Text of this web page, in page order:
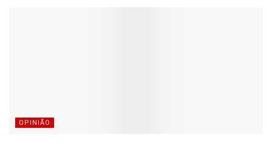
OPINIÃO